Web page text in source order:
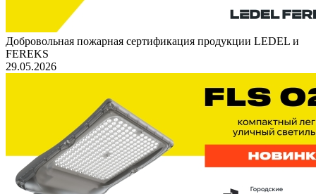
Добровольная пожарная сертификация продукции LEDEL и
FEREKS
29.05.2026